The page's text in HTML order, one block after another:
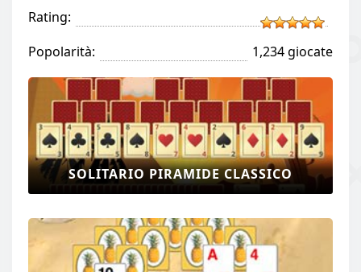
Rating:
Popolarità:
1,234 giocate
SOLITARIO PIRAMIDE CLASSICO